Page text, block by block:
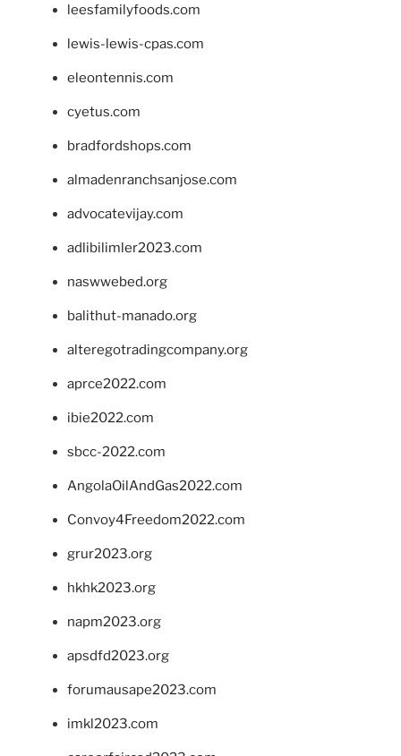
leesfamilyfoods.com
lewis-lewis-cpas.com
eleontennis.com
cyetus.com
bradfordshops.com
almadenranchsanjose.com
advocatevijay.com
adlibilimler2023.com
naswwebed.org
balithut-manado.org
alteregotradingcompany.org
aprce2022.com
ibie2022.com
sbcc-2022.com
AngolaOilAndGas2022.com
Convoy4Freedom2022.com
grur2023.org
hkhk2023.org
napm2023.org
apsdfd2023.org
forumausape2023.com
imkl2023.com